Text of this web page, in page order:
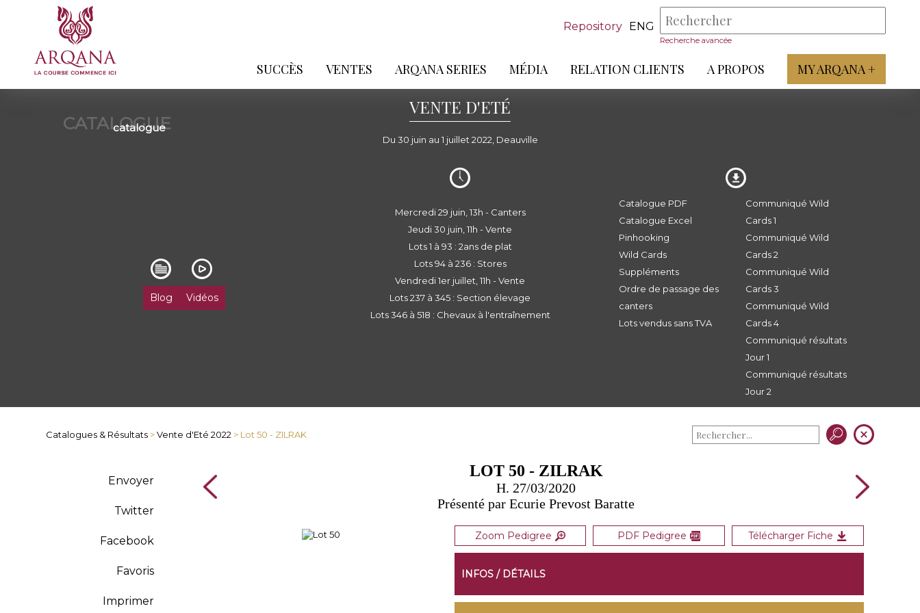
Repository ENG
Recherche avancée
SUCCÈS VENTES ARQANA SERIES MÉDIA RELATION CLIENTS A PROPOS MY ARQANA +
CATALOGUE
catalogue
VENTE D'ETÉ
Du 30 juin au 1 juillet 2022, Deauville
Blog Vidéos
Mercredi 29 juin, 13h - Canters
Jeudi 30 juin, 11h - Vente
Lots 1 à 93 : 2ans de plat
Lots 94 à 236 : Stores
Vendredi 1er juillet, 11h - Vente
Lots 237 à 345 : Section élevage
Lots 346 à 518 : Chevaux à l'entraînement
Catalogue PDF
Catalogue Excel
Pinhooking
Wild Cards
Suppléments
Ordre de passage des
canters
Lots vendus sans TVA
Communiqué Wild
Cards 1
Communiqué Wild
Cards 2
Communiqué Wild
Cards 3
Communiqué Wild
Cards 4
Communiqué résultats
Jour 1
Communiqué résultats
Jour 2
Catalogues & Résultats >Vente d'Eté 2022 > Lot 50 - ZILRAK
Envoyer
Twitter
Facebook
Favoris
Imprimer
LOT 50 - ZILRAK
H. 27/03/2020
Présenté par Ecurie Prevost Baratte
Zoom Pedigree PDF Pedigree Télécharger Fiche
INFOS / DÉTAILS